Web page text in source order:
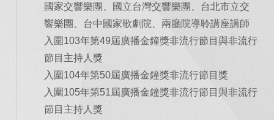
國家交響樂團、國立台灣交響樂團、台北市立交
響樂團、台中國家歌劇院、兩廳院導聆講座講師
入圍103年第49屆廣播金鐘獎非流行節目與非流行
節目主持人獎
入圍104年第50屆廣播金鐘獎非流行節目獎
入圍105年第51屆廣播金鐘獎非流行節目與非流行
節目主持人獎